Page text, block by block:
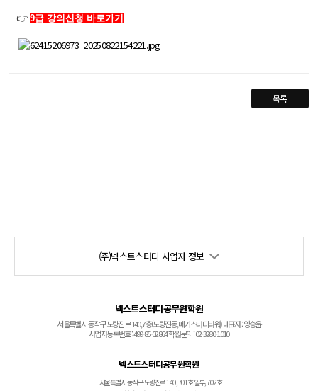
👉9급 강의신청 바로가기
목록
(주)넥스트스터디 사업자 정보
넥스트스터디공무원학원
서울특별시 동작구 노량진로 140, 7층(노량진동, 메가스터디타워) 대표자 : 양승윤
사업자등록번호 : 499-85-02864 학원문의 : 02-3280-1010
넥스트스터디공무원학원
서울특별시 동작구 노량진로 140, 701호 일부, 702호